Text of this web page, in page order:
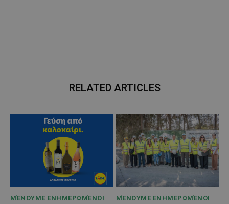
RELATED ARTICLES
ΜΈΝΟΥΜΕ ΕΝΗΜΕΡΩΜΈΝΟΙ ΜΈΝΟΥΜΕ ΕΝΗΜΕΡΩΜΈΝΟΙ